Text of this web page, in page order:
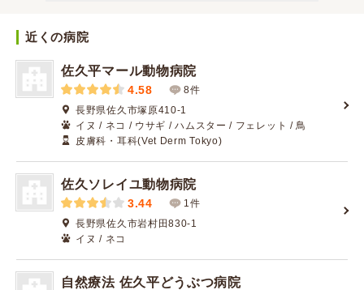
近くの病院
佐久平マール動物病院
4.58
8件
長野県佐久市塚原410-1
イヌ / ネコ / ウサギ / ハムスター / フェレット / 鳥
皮膚科・耳科(Vet Derm Tokyo)
佐久ソレイユ動物病院
3.44
1件
長野県佐久市岩村田830-1
イヌ / ネコ
自然療法 佐久平どうぶつ病院